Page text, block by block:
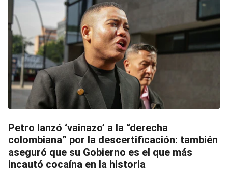
Petro lanzó ‘vainazo’ a la “derecha
colombiana” por la descertificación: también
aseguró que su Gobierno es el que más
incautó cocaína en la historia